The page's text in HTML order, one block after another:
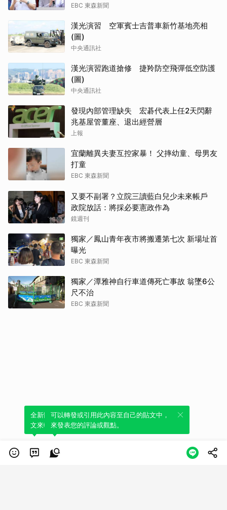
EBC 東森新聞
漢光演習 空軍賓士吉普車新竹基地亮相
(圖)
中央通訊社
漢光演習跑道搶修 捷羚防空飛彈低空防護
(圖)
中央通訊社
發現內部管理缺失 宏碁代表上任2天閃辭
兆基屋管董座、退出經營層
上報
宜蘭離異夫妻互控家暴！ 父摔幼童、母男友
打童
EBC 東森新聞
又要不副署？立院三讀藍白兒少未來帳戶
政院放話：將採必要憲政作為
鏡週刊
獨家／鳳山青年夜市將搬遷第七次 新場址首
曝光
EBC 東森新聞
獨家／潭雅神自行車道傳死亡事故 翁墜6公
尺不治
EBC 東森新聞
全新體驗！一鍵引用此內容，透過發布貼
文來輕鬆表達個人立場。
可以轉發或引用此內容至自己的貼文中，
來發表您的評論或觀點。